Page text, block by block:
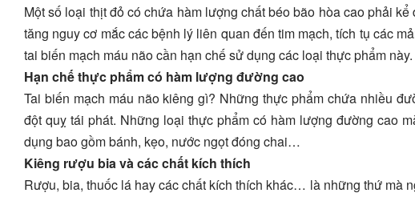
Một số loại thịt đỏ có chứa hàm lượng chất béo bão hòa cao phải
tăng nguy cơ mắc các bệnh lý liên quan đến tim mạch, tích tụ các
tai biến mạch máu não cần hạn chế sử dụng các loại thực phẩm này.
Hạn chế thực phẩm có hàm lượng đường cao
Tai biến mạch máu não kiêng gì? Những thực phẩm chứa nhiều
đột quỵ tái phát. Những loại thực phẩm có hàm lượng đường cao
dụng bao gồm bánh, kẹo, nước ngọt đóng chai…
Kiêng rượu bia và các chất kích thích
Rượu, bia, thuốc lá hay các chất kích thích khác… là những thứ mà